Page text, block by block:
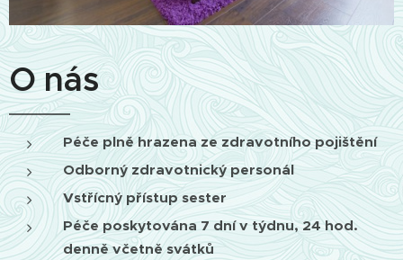
O nás
Péče plně hrazena ze zdravotního pojištění
Odborný zdravotnický personál
Vstřícný přístup sester
Péče poskytována 7 dní v týdnu, 24 hod.
denně včetně svátků